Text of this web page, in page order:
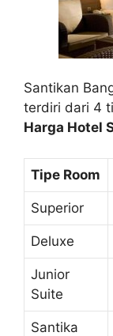
Santikan
terdiri dari 4
Harga Hotel
Tipe Room
Superior
Deluxe
Junior
Suite
Santika